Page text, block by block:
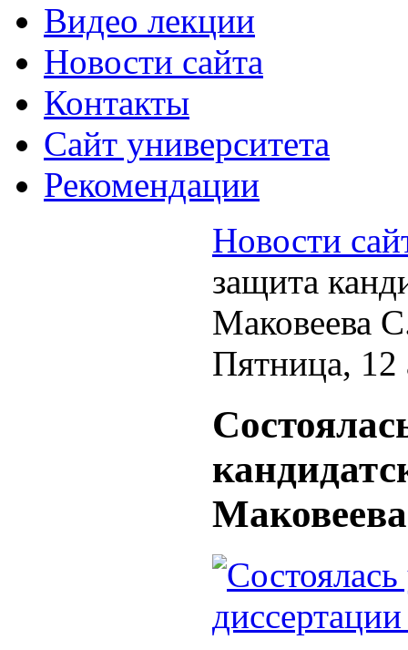
Видео лекции
Новости сайта
Контакты
Cайт университета
Рекомендации
Новости
защита
Маковеева
Пятница, 12